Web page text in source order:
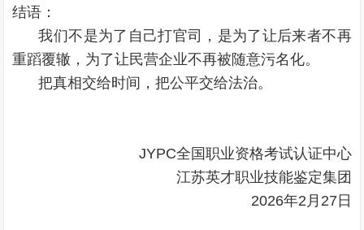
结语：
我们不是为了自己打官司，是为了让后来者不再
重蹈覆辙，为了让民营企业不再被随意污名化。
把真相交给时间，把公平交给法治。
JYPC全国职业资格考试认证中心
江苏英才职业技能鉴定集团
2026年2月27日